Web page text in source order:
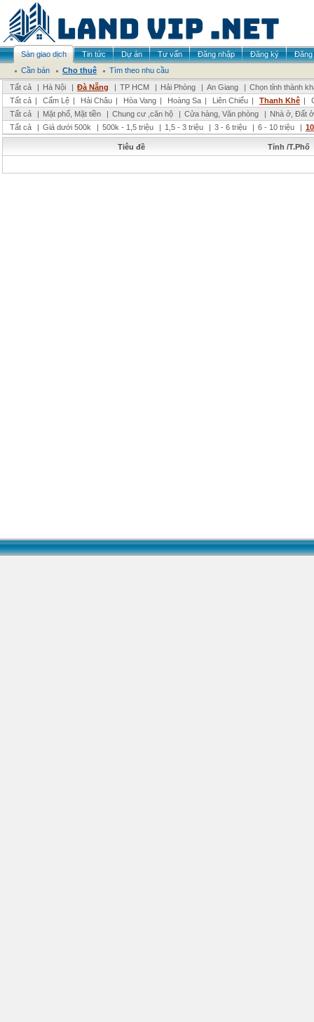
Sàn giao dịch Tin tức Dự án Tư vấn Đăng nhập Đăng ký
Đăng
Cần bán
Cho thuê
Tìm theo nhu cầu
Tất cả
| Hà Nội | Đà Nẵng | TP HCM | Hải Phòng | An Giang | Chọn tỉnh thành
Tất cả | Cẩm Lệ | Hải Châu | Hòa Vang | Hoàng Sa | Liên Chiểu | Thanh Khê |
Tất cả
| Mặt phố, Mặt tiền | Chung cư ,căn hộ | Cửa hàng, Văn phòng | Nhà ở, Đất ở
Tất cả
| Giá dưới 500k | 500k - 1,5 triệu | 1,5 - 3 triệu | 3 - 6 triệu | 6 - 10 triệu |
Tiêu đề Tỉnh /T.Phố